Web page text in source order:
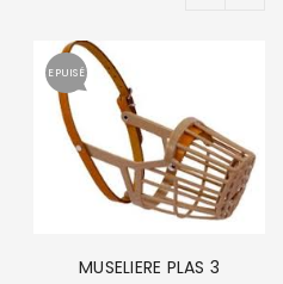
EPUISÉ
MUSELIERE PLAS 3